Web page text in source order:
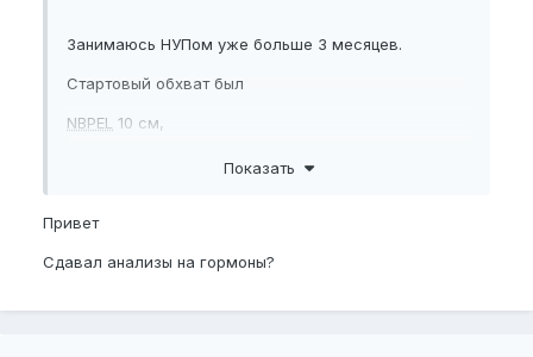
Занимаюсь НУПом уже больше 3 месяцев.
Стартовый обхват был
NBPEL 10 см,
недели заметил прирост около +0,5 см по длине и
остановился.
Нагрузку постепенно увеличивал, начинал с 750
Показать
Привет
Сдавал анализы на гормоны?